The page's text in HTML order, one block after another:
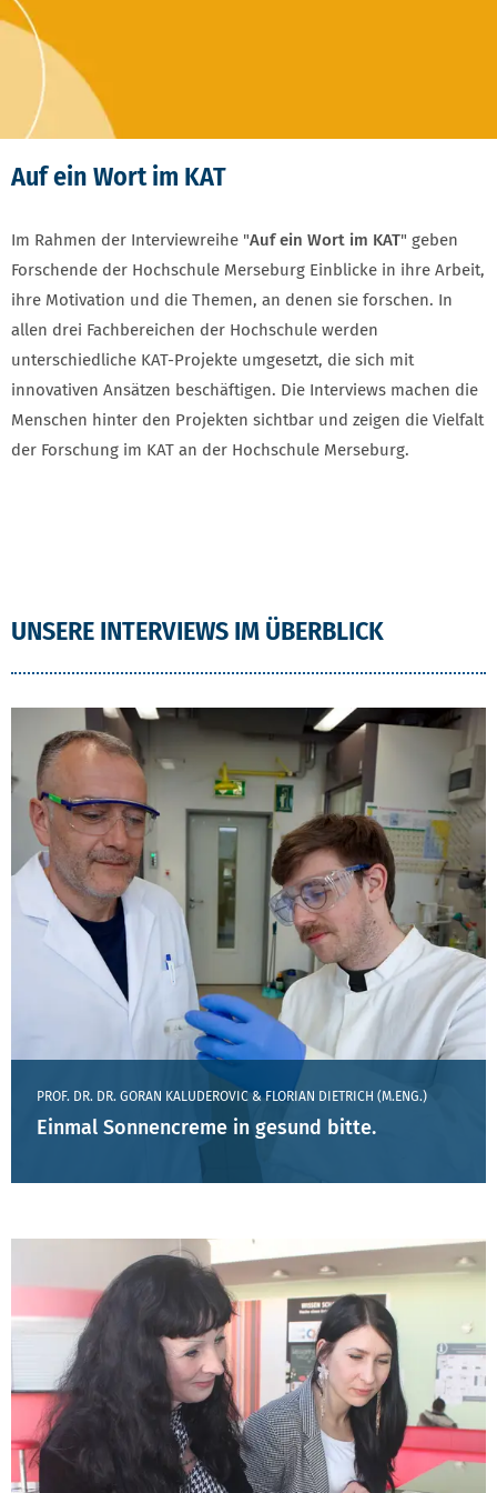
Auf ein Wort im KAT
Im Rahmen der Interviewreihe "Auf ein Wort im KAT" geben
Forschende der Hochschule Merseburg Einblicke in ihre Arbeit,
ihre Motivation und die Themen, an denen sie forschen. In
allen drei Fachbereichen der Hochschule werden
unterschiedliche KAT-Projekte umgesetzt, die sich mit
innovativen Ansätzen beschäftigen. Die Interviews machen die
Menschen hinter den Projekten sichtbar und zeigen die Vielfalt
der Forschung im KAT an der Hochschule Merseburg.
UNSERE INTERVIEWS IM ÜBERBLICK
PROF. DR. DR. GORAN KALUDEROVIC & FLORIAN DIETRICH (M.ENG.)
Einmal Sonnencreme in gesund bitte.